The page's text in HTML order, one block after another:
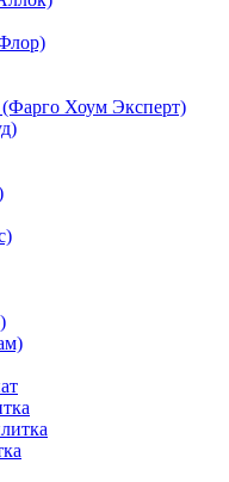
Хоум Эксперт)